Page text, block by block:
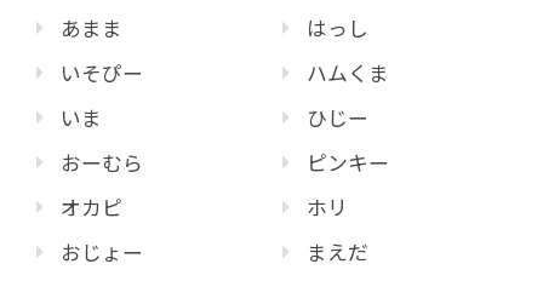
あまま
いそぴー
いま
おーむら
オカピ
おじょー
はっし
ハムくま
ひじー
ピンキー
ホリ
まえだ